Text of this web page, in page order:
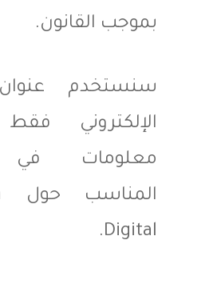
بموجب القانون.
سنستخدم
الإلكتروني
معلومات في
Digital.